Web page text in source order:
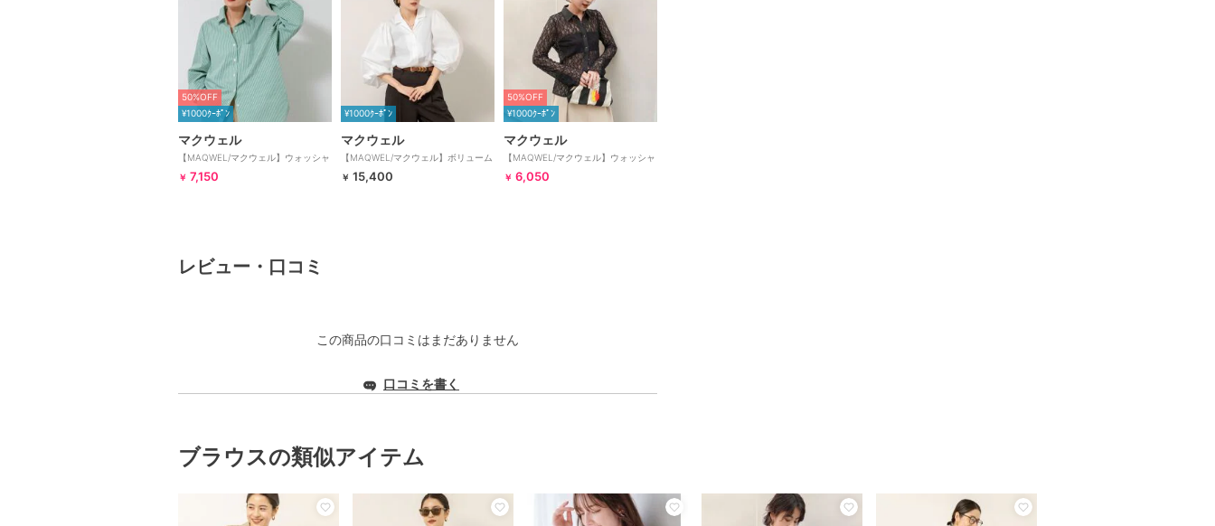
50%OFF
¥1000ｸｰﾎﾟﾝ
マクウェル
【MAQWEL/マクウェル】ウォッシャ
ブルストライプシャツ
￥ 7,150
¥1000ｸｰﾎﾟﾝ
マクウェル
【MAQWEL/マクウェル】ボリューム
スリーブ開襟シャツ
￥ 15,400
50%OFF
¥1000ｸｰﾎﾟﾝ
マクウェル
【MAQWEL/マクウェル】ウォッシャ
ブルストレッチレースシャツ
￥ 6,050
レビュー・口コミ
この商品の口コミはまだありません
口コミを書く
ブラウスの類似アイテム